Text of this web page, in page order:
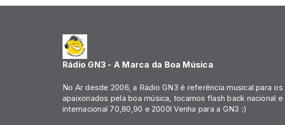
Rádio GN3 - A Marca da Boa Música
No Ar desde 2006, a Rádio GN3 é referência musical para os
apaixonados pela boa música, tocamos flash back nacional e
internacional 70,80,90 e 2000l Venha para a GN3 :)